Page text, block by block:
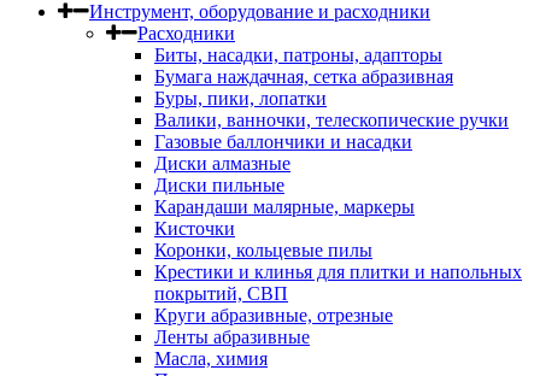
Инструмент, оборудование и расходники
Расходники
Биты, насадки, патроны, адапторы
Бумага наждачная, сетка абразивная
Буры, пики, лопатки
Валики, ванночки, телескопические ручки
Газовые баллончики и насадки
Диски алмазные
Диски пильные
Карандаши малярные, маркеры
Кисточки
Коронки, кольцевые пилы
Крестики и клинья для плитки и напольных
покрытий, СВП
Круги абразивные, отрезные
Ленты абразивные
Масла, химия